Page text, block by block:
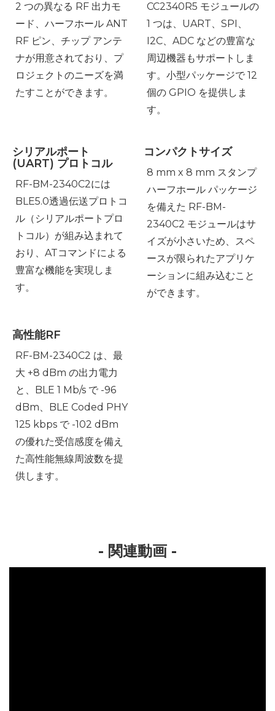
2 つの異なる RF 出力モ
ード、ハーフホール ANT
RF ピン、チップ アンテ
ナが用意されており、プ
ロジェクトのニーズを満
たすことができます。
CC2340R5 モジュールの
1 つは、UART、SPI、
I2C、ADC などの豊富な
周辺機器もサポートしま
す。小型パッケージで 12
個の GPIO を提供しま
す。
シリアルポート
(UART) プロトコル
RF-BM-2340C2には
BLE5.0透過伝送プロトコ
ル（シリアルポートプロ
トコル）が組み込まれて
おり、ATコマンドによる
豊富な機能を実現しま
す。
コンパクトサイズ
8 mm x 8 mm スタンプ
ハーフホール パッケージ
を備えた RF-BM-
2340C2 モジュールはサ
イズが小さいため、スペ
ースが限られたアプリケ
ーションに組み込むこと
ができます。
高性能RF
RF-BM-2340C2 は、最
大 +8 dBm の出力電力
と、BLE 1 Mb/s で -96
dBm、BLE Coded PHY
125 kbps で -102 dBm
の優れた受信感度を備え
た高性能無線周波数を提
供します。
- 関連動画 -